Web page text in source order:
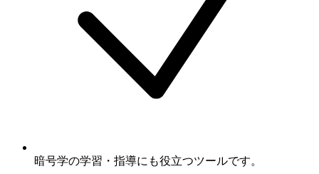
暗号学の学習・指導にも役立つツールです。